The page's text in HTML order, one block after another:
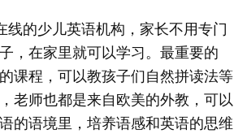
的少儿英语机构，家长不用专门
，在家里就可以学习。最重要的
课程，可以教孩子们自然拼读法等
老师也都是来自欧美的外教，可以
的语境里，培养语感和英语的思维